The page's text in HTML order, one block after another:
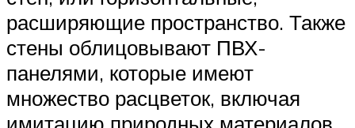
расширяющие пространство. Также
стены облицовывают ПВХ-
панелями, которые имеют
множество расцветок, включая